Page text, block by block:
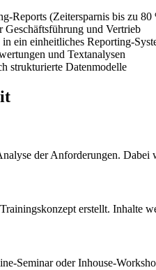
Reports (Zeitersparnis bis zu 80
und Vertrieb
ein einheitliches Reporting-
und Textanalysen
strukturierte Datenmodelle
der Anforderungen.
erstellt. Inhalte
Seminar oder Inhouse-